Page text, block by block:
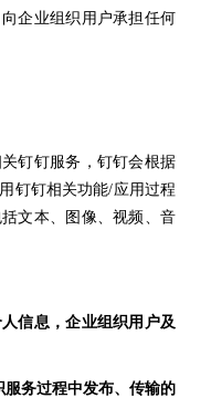
企业组织用户承担任何
钉钉服务，钉钉会根据
钉钉相关功能/应用过程
文本、图像、视频、音
信息，企业组织用户及
服务过程中发布、传输的